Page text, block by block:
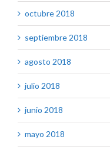
octubre 2018
septiembre 2018
agosto 2018
julio 2018
junio 2018
mayo 2018